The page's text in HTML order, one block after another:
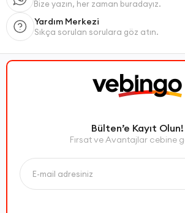
Bize yazın, her zaman buradayız.
Yardım Merkezi
Sıkça sorulan sorulara göz atın.
Bülten’e Kayıt Olun!
Fırsat ve Avantajlar cebine